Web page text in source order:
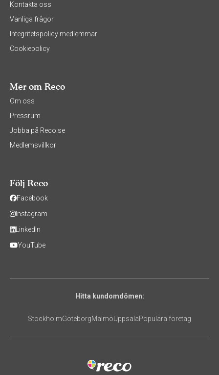
Kontakta oss
Vanliga frågor
Integritetspolicy medlemmar
Cookiepolicy
Mer om Reco
Om oss
Pressrum
Jobba på Reco.se
Medlemsvillkor
Följ Reco
Facebook
Instagram
LinkedIn
YouTube
Hitta kundomdömen:
StockholmGöteborgMalmöUppsalaPopulära företag